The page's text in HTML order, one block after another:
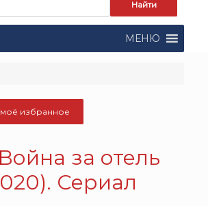
МЕНЮ
моё избранное
за отель
Сериал